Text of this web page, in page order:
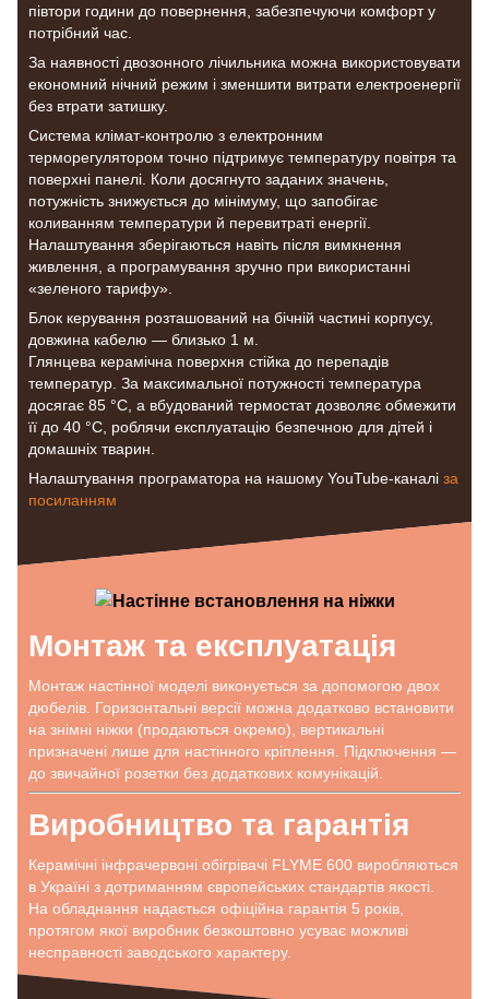
півтори години до повернення, забезпечуючи комфорт у
потрібний час.
За наявності двозонного лічильника можна використовувати
економний нічний режим і зменшити витрати електроенергії
без втрати затишку.
Система клімат-контролю з електронним
терморегулятором точно підтримує температуру повітря та
поверхні панелі. Коли досягнуто заданих значень,
потужність знижується до мінімуму, що запобігає
коливанням температури й перевитраті енергії.
Налаштування зберігаються навіть після вимкнення
живлення, а програмування зручно при використанні
«зеленого тарифу».
Блок керування розташований на бічній частині корпусу,
довжина кабелю — близько 1 м.
Глянцева керамічна поверхня стійка до перепадів
температур. За максимальної потужності температура
досягає 85 °C, а вбудований термостат дозволяє обмежити
її до 40 °C, роблячи експлуатацію безпечною для дітей і
домашніх тварин.
Налаштування програматора на нашому YouTube-каналі за
посиланням
Монтаж та експлуатація
Монтаж настінної моделі виконується за допомогою двох
дюбелів. Горизонтальні версії можна додатково встановити
на знімні ніжки (продаються окремо), вертикальні
призначені лише для настінного кріплення. Підключення —
до звичайної розетки без додаткових комунікацій.
Виробництво та гарантія
Керамічні інфрачервоні обігрівачі FLYME 600 виробляються
в Україні з дотриманням європейських стандартів якості.
На обладнання надається офіційна гарантія 5 років,
протягом якої виробник безкоштовно усуває можливі
несправності заводського характеру.